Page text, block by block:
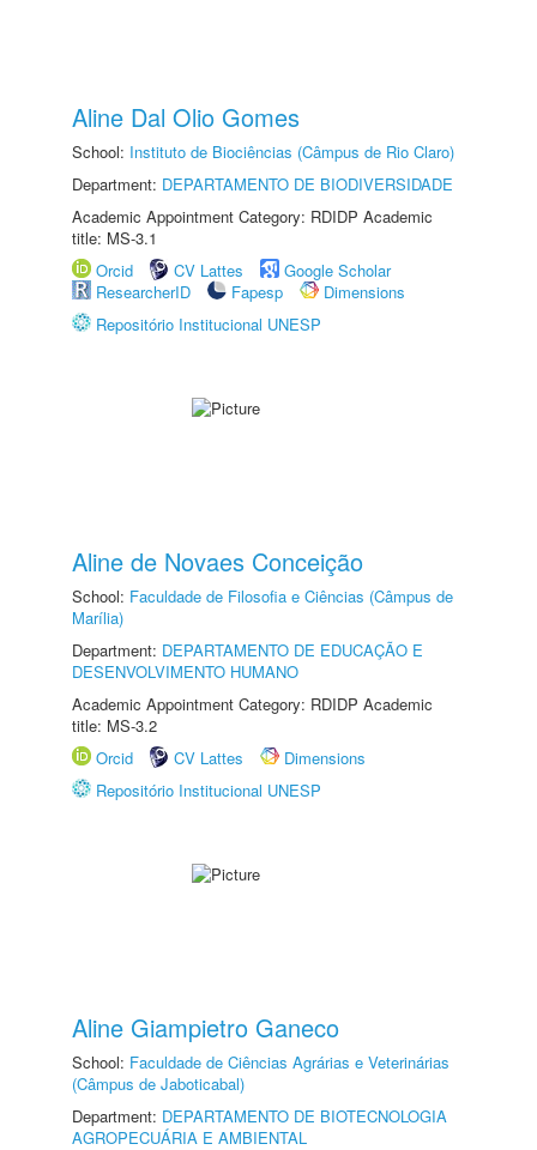
Aline Dal Olio Gomes
School: Instituto de Biociências (Câmpus de Rio Claro)
Department: DEPARTAMENTO DE BIODIVERSIDADE
Academic Appointment Category: RDIDP Academic
title: MS-3.1
Orcid
CV Lattes
Google Scholar
ResearcherID
Fapesp
Dimensions
Repositório Institucional UNESP
Aline de Novaes Conceição
School: Faculdade de Filosofia e Ciências (Câmpus de
Marília)
Department: DEPARTAMENTO DE EDUCAÇÃO E
DESENVOLVIMENTO HUMANO
Academic Appointment Category: RDIDP Academic
title: MS-3.2
Orcid
CV Lattes
Dimensions
Repositório Institucional UNESP
Aline Giampietro Ganeco
School: Faculdade de Ciências Agrárias e Veterinárias
(Câmpus de Jaboticabal)
Department: DEPARTAMENTO DE BIOTECNOLOGIA
AGROPECUÁRIA E AMBIENTAL